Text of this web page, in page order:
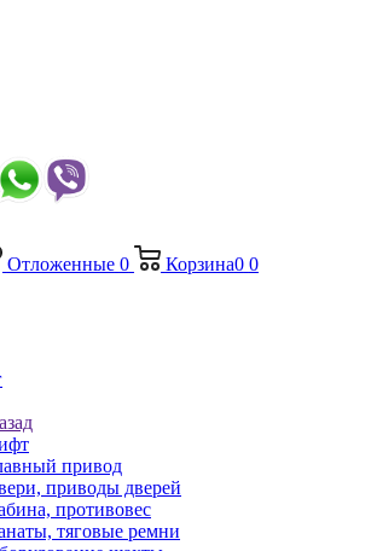
Отложенные 0 Корзина0 0
привод
приводы дверей
противовес
тяговые ремни